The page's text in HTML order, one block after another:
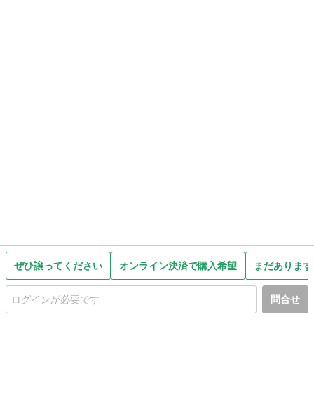
ぜひ譲ってください オンライン決済で購入希望 まだありま
問合せ